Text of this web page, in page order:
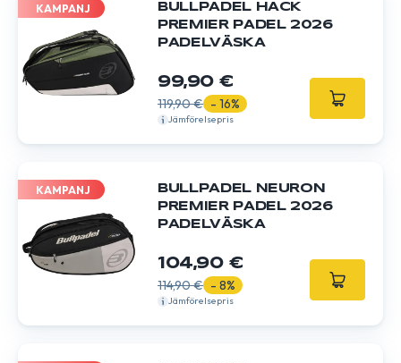
KAMPANJ
BULLPADEL HACK
PREMIER PADEL 2026
PADELVÄSKA
99,90 €
119,90 € - 16%
Jämförelsepris
KAMPANJ
BULLPADEL NEURON
PREMIER PADEL 2026
PADELVÄSKA
104,90 €
114,90 € - 8%
Jämförelsepris